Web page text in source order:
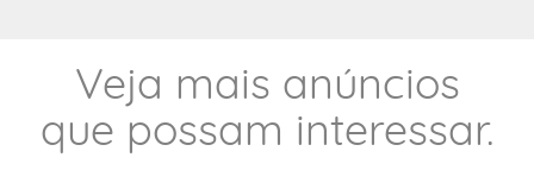
Veja mais anúncios
que possam interessar.